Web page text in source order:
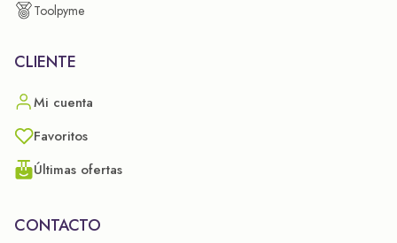
Toolpyme
CLIENTE
Mi cuenta
Favoritos
Últimas ofertas
CONTACTO